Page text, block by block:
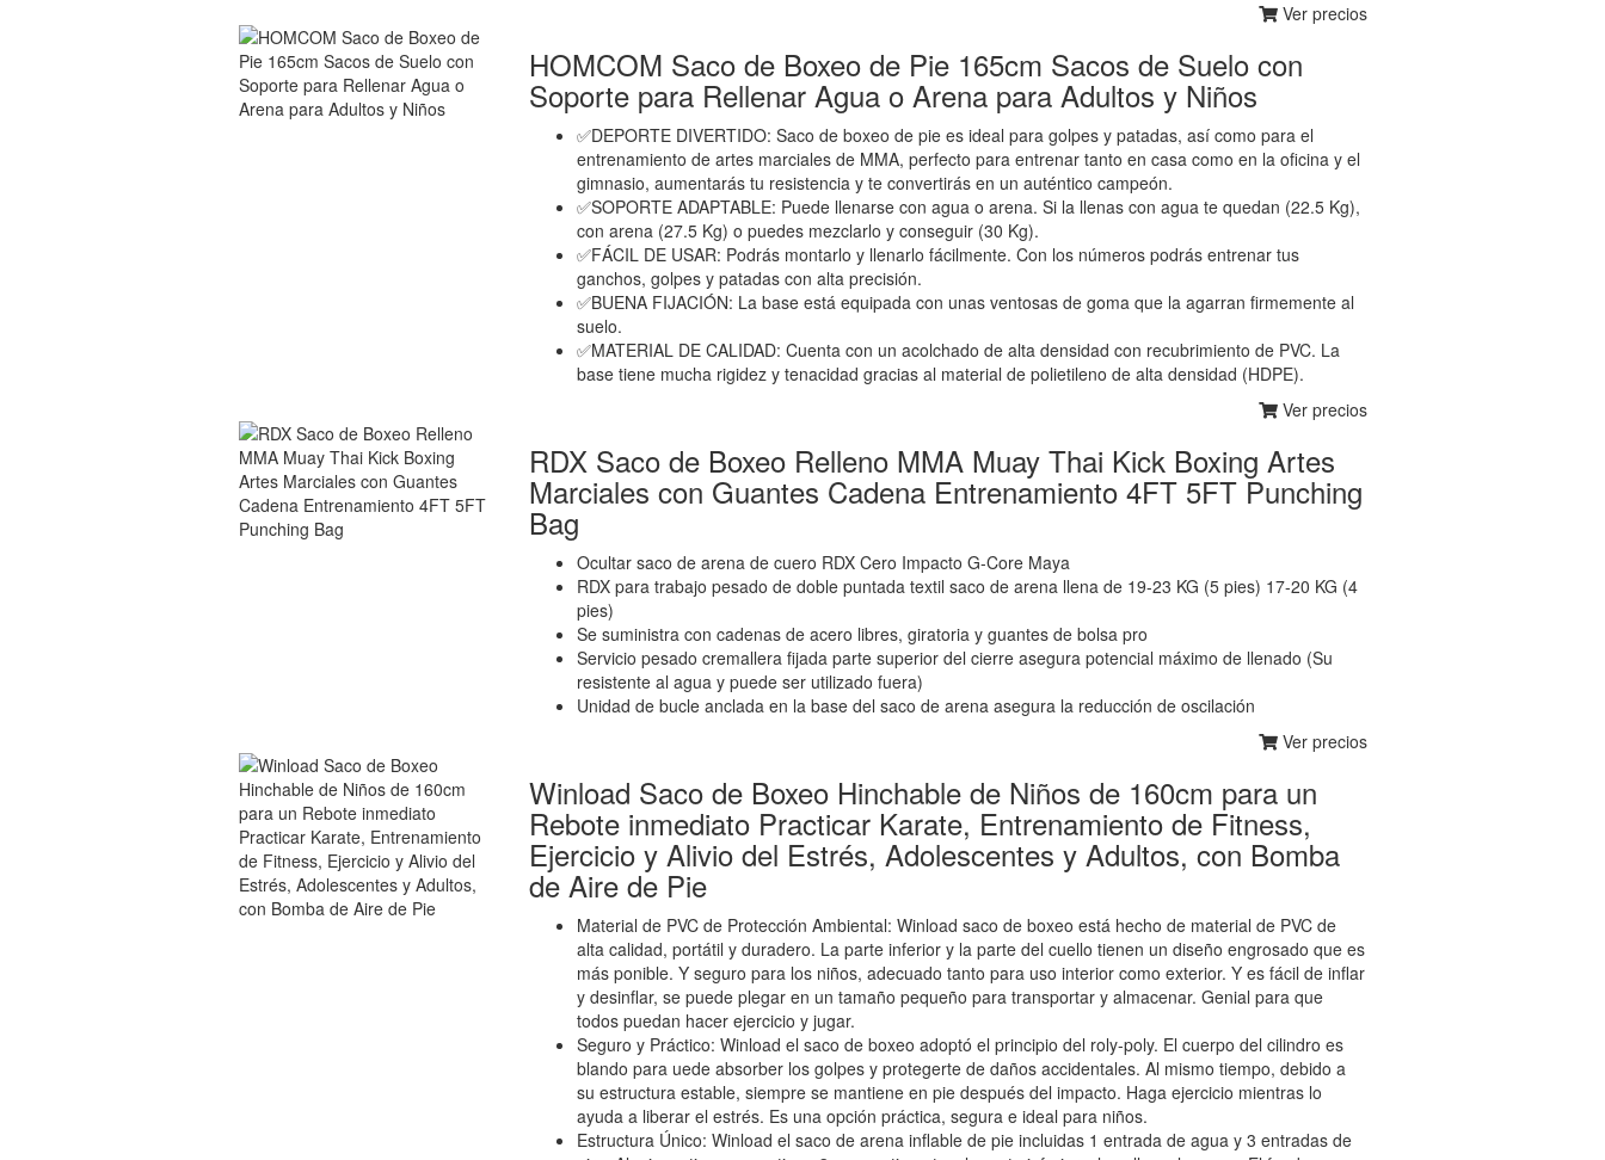
Ver precios
HOMCOM Saco de Boxeo de Pie 165cm Sacos de Suelo con
Soporte para Rellenar Agua o Arena para Adultos y Niños
✅DEPORTE DIVERTIDO: Saco de boxeo de pie es ideal para golpes y patadas, así como para el
entrenamiento de artes marciales de MMA, perfecto para entrenar tanto en casa como en la oficina y el
gimnasio, aumentarás tu resistencia y te convertirás en un auténtico campeón.
✅SOPORTE ADAPTABLE: Puede llenarse con agua o arena. Si la llenas con agua te quedan (22.5 Kg),
con arena (27.5 Kg) o puedes mezclarlo y conseguir (30 Kg).
✅FÁCIL DE USAR: Podrás montarlo y llenarlo fácilmente. Con los números podrás entrenar tus
ganchos, golpes y patadas con alta precisión.
✅BUENA FIJACIÓN: La base está equipada con unas ventosas de goma que la agarran firmemente al
suelo.
✅MATERIAL DE CALIDAD: Cuenta con un acolchado de alta densidad con recubrimiento de PVC. La
base tiene mucha rigidez y tenacidad gracias al material de polietileno de alta densidad (HDPE).
Ver precios
RDX Saco de Boxeo Relleno MMA Muay Thai Kick Boxing Artes
Marciales con Guantes Cadena Entrenamiento 4FT 5FT Punching
Bag
Ocultar saco de arena de cuero RDX Cero Impacto G-Core Maya
RDX para trabajo pesado de doble puntada textil saco de arena llena de 19-23 KG (5 pies) 17-20 KG (4
pies)
Se suministra con cadenas de acero libres, giratoria y guantes de bolsa pro
Servicio pesado cremallera fijada parte superior del cierre asegura potencial máximo de llenado (Su
resistente al agua y puede ser utilizado fuera)
Unidad de bucle anclada en la base del saco de arena asegura la reducción de oscilación
Ver precios
Winload Saco de Boxeo Hinchable de Niños de 160cm para un
Rebote inmediato Practicar Karate, Entrenamiento de Fitness,
Ejercicio y Alivio del Estrés, Adolescentes y Adultos, con Bomba
de Aire de Pie
Material de PVC de Protección Ambiental: Winload saco de boxeo está hecho de material de PVC de
alta calidad, portátil y duradero. La parte inferior y la parte del cuello tienen un diseño engrosado que es
más ponible. Y seguro para los niños, adecuado tanto para uso interior como exterior. Y es fácil de inflar
y desinflar, se puede plegar en un tamaño pequeño para transportar y almacenar. Genial para que
todos puedan hacer ejercicio y jugar.
Seguro y Práctico: Winload el saco de boxeo adoptó el principio del roly-poly. El cuerpo del cilindro es
blando para uede absorber los golpes y protegerte de daños accidentales. Al mismo tiempo, debido a
su estructura estable, siempre se mantiene en pie después del impacto. Haga ejercicio mientras lo
ayuda a liberar el estrés. Es una opción práctica, segura e ideal para niños.
Estructura Único: Winload el saco de arena inflable de pie incluidas 1 entrada de agua y 3 entradas de